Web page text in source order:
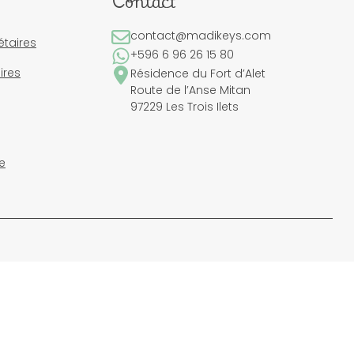
contact@madikeys.com
+596 6 96 26 15 80
Résidence du Fort d’Alet
Route de l’Anse Mitan
97229 Les Trois Ilets